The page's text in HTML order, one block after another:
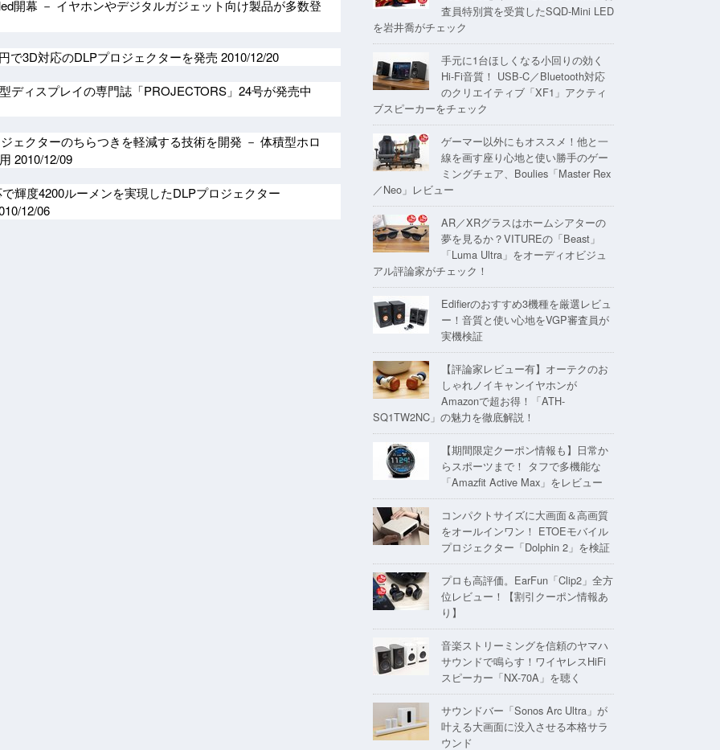
開幕 － イヤホンやデジタルガジェット向け製品が多数登
で3D対応のDLPプロジェクターを発売 2010/12/20
ディスプレイの専門誌「PROJECTORS」24号が発売中
ェクターのちらつきを軽減する技術を開発 － 体積型ホロ
2010/12/09
輝度4200ルーメンを実現したDLPプロジェクター
12/06
査員特別賞を受賞したSQD-Mini LED
を岩井喬がチェック
手元に1台ほしくなる小回りの効く
Hi-Fi音質！ USB-C／Bluetooth対応
のクリエイティブ「XF1」アクティ
ブスピーカーをチェック
ゲーマー以外にもオススメ！他と一
線を画す座り心地と使い勝手のゲー
ミングチェア、Boulies「Master Rex
／Neo」レビュー
AR／XRグラスはホームシアターの
夢を見るか？VITUREの「Beast」
「Luma Ultra」をオーディオビジュ
アル評論家がチェック！
Edifierのおすすめ3機種を厳選レビュ
ー！音質と使い心地をVGP審査員が
実機検証
【評論家レビュー有】オーテクのお
しゃれノイキャンイヤホンが
Amazonで超お得！「ATH-
SQ1TW2NC」の魅力を徹底解説！
【期間限定クーポン情報も】日常か
らスポーツまで！ タフで多機能な
「Amazfit Active Max」をレビュー
コンパクトサイズに大画面＆高画質
をオールインワン！ ETOEモバイル
プロジェクター「Dolphin 2」を検証
プロも高評価。EarFun「Clip2」全方
位レビュー！【割引クーポン情報あ
り】
音楽ストリーミングを信頼のヤマハ
サウンドで鳴らす！ワイヤレスHiFi
スピーカー「NX-70A」を聴く
サウンドバー「Sonos Arc Ultra」が
叶える大画面に没入させる本格サラ
ウンド